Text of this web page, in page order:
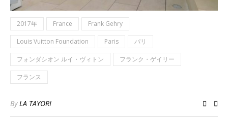
2017年 France Frank Gehry
Louis Vuitton Foundation Paris パリ
フォンダシオン ルイ・ヴィトン フランク・ゲイリー
フランス
ByLA TAYORI